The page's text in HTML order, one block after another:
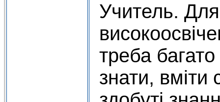
Учитель.
треба
знати, вміти